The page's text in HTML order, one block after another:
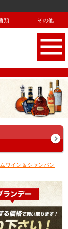
類 その他
ワイン＆シャンパン